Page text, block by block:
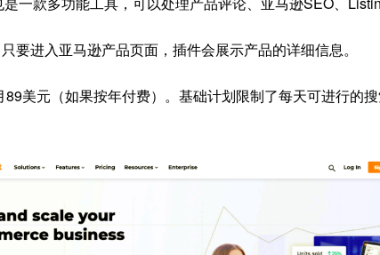
进入亚马逊产品页面，插件会展示产品的详细信息。
美元（如果按年付费）。基础计划限制了每天可进行的